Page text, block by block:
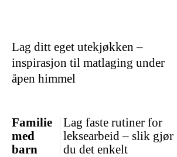
Lag ditt eget utekjøkken –
inspirasjon til matlaging under
åpen himmel
Lag faste rutiner for
leksearbeid – slik gjør
du det enkelt
Familie
med
barn